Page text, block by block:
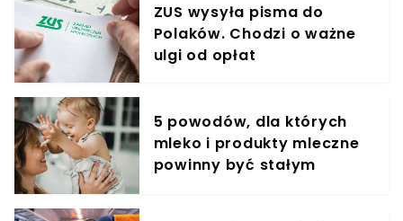
ZUS wysyła pisma do
Polaków. Chodzi o ważne
ulgi od opłat
5 powodów, dla których
mleko i produkty mleczne
powinny być stałym